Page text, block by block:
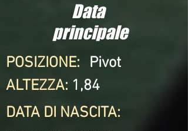
Data
principale
POSIZIONE:
Pivot
ALTEZZA: 1,84
DATA DI NASCITA: